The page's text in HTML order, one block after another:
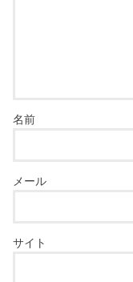
名前
メール
サイト